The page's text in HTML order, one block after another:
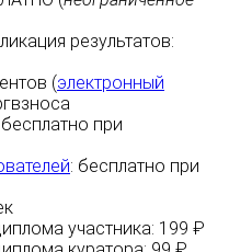
результатов:
(электронный
бесплатно при
: бесплатно при
участника: 199 ₽